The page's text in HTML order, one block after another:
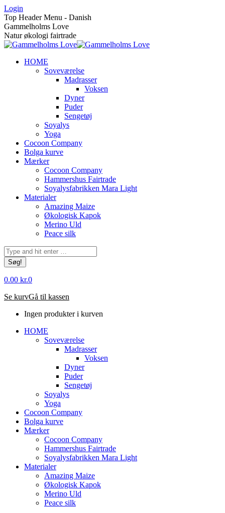
Skip
to
content
Login
Top Header Menu - Danish
Gammelholms Love
Natur økologi fairtrade
HOME
Soveværelse
Madrasser
Voksen
Dyner
Puder
Sengetøj
Soyalys
Yoga
Cocoon Company
Bolga kurve
Mærker
Cocoon Company
Hammershus Fairtrade
Soyalysfabrikken Mara Light
Materialer
Amazing Maize
Økologisk Kapok
Merino Uld
Peace silk
Søg:
0.00 kr.0
Se kurvGå til kassen
Ingen produkter i kurven
HOME
Soveværelse
Madrasser
Voksen
Dyner
Puder
Sengetøj
Soyalys
Yoga
Cocoon Company
Bolga kurve
Mærker
Cocoon Company
Hammershus Fairtrade
Soyalysfabrikken Mara Light
Materialer
Amazing Maize
Økologisk Kapok
Merino Uld
Peace silk